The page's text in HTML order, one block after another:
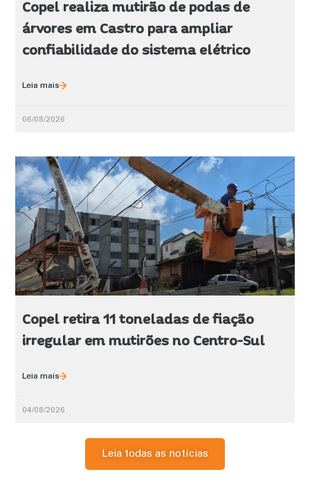
Copel realiza mutirão de podas de
árvores em Castro para ampliar
confiabilidade do sistema elétrico
Leia mais
06/08/2026
Copel retira 11 toneladas de fiação
irregular em mutirões no Centro-Sul
Leia mais
04/08/2026
Leia todas as notícias